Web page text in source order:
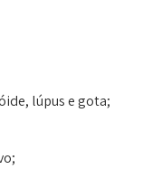
lúpus e gota;